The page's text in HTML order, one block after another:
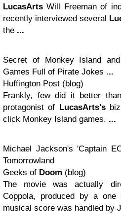
LucasArts Will Freeman of
recently interviewed several
the ...
Secret of Monkey Island
Games Full of Pirate Jokes ...
Huffington Post (blog)
Frankly, few did it better
protagonist of LucasArts's
click Monkey Island games. ...
Michael Jackson's 'Captain
Tomorrowland
Geeks of Doom (blog)
The movie was actually
Coppola, produced by a one
musical score was handled by